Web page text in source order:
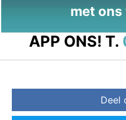
met
APP ONS! T.
Deel